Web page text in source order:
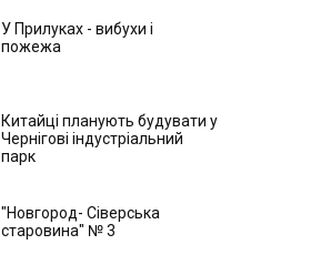
У Прилуках - вибухи і
пожежа
Китайці планують будувати у
Чернігові індустріальний
парк
"Новгород- Сіверська
старовина" № 3